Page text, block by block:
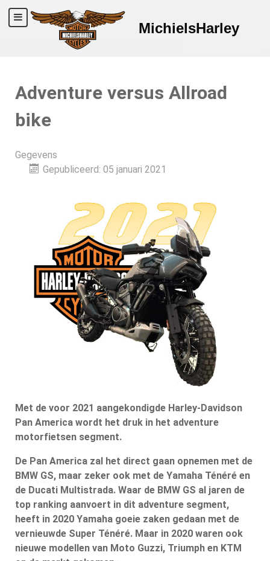
MichielsHarley
Adventure versus Allroad
bike
Gegevens
Gepubliceerd: 05 januari 2021
Met de voor 2021 aangekondigde Harley-Davidson
Pan America wordt het druk in het adventure
motorfietsen segment.
De Pan America zal het direct gaan opnemen met de
BMW GS, maar zeker ook met de Yamaha Ténéré en
de Ducati Multistrada. Waar de BMW GS al jaren de
top ranking aanvoert in dit adventure segment,
heeft in 2020 Yamaha goeie zaken gedaan met de
vernieuwde Super Ténéré. Maar in 2020 waren ook
nieuwe modellen van Moto Guzzi, Triumph en KTM